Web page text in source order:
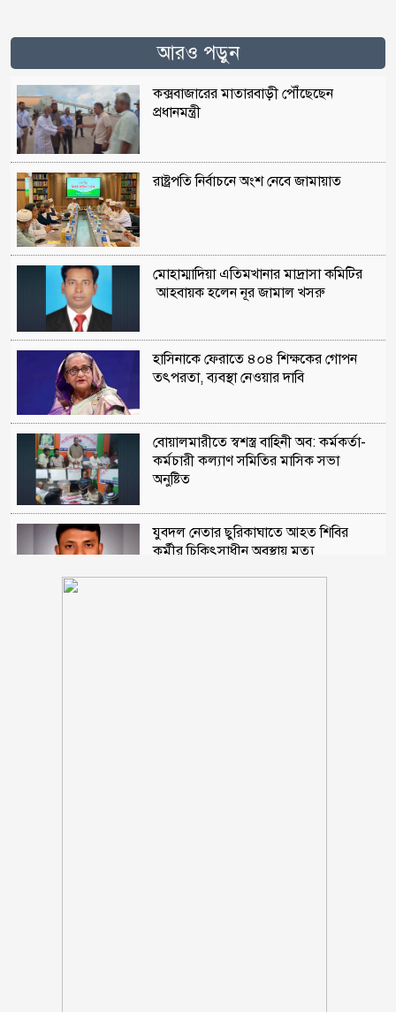
আরও পড়ুন
কক্সবাজারের মাতারবাড়ী পৌঁছেছেন
প্রধানমন্ত্রী
রাষ্ট্রপতি নির্বাচনে অংশ নেবে জামায়াত
মোহাম্মাদিয়া এতিমখানার মাদ্রাসা কমিটির
আহবায়ক হলেন নূর জামাল খসরু
হাসিনাকে ফেরাতে ৪০৪ শিক্ষকের গোপন
তৎপরতা, ব্যবস্থা নেওয়ার দাবি
বোয়ালমারীতে স্বশস্ত্র বাহিনী অব: কর্মকর্তা-
কর্মচারী কল্যাণ সমিতির মাসিক সভা
অনুষ্টিত
যুবদল নেতার ছুরিকাঘাতে আহত শিবির
কর্মীর চিকিৎসাধীন অবস্থায় মৃত্যু